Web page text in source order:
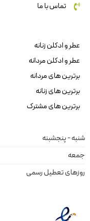
تماس با ما
عطر و ادکلن زنانه
عطر و ادکلن مردانه
برترین های مردانه
برترین های زنانه
برترین های مشترک
شنبه - پنجشبنه
جمعه
روزهای تعطیل رسمی